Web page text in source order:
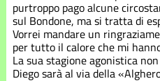
purtroppo pago alcune
sul Bondone, ma si tratta di
Vorrei mandare un
per tutto il calore che mi
La sua stagione agonistica
Diego sarà al via della
2024
Stagione
2025